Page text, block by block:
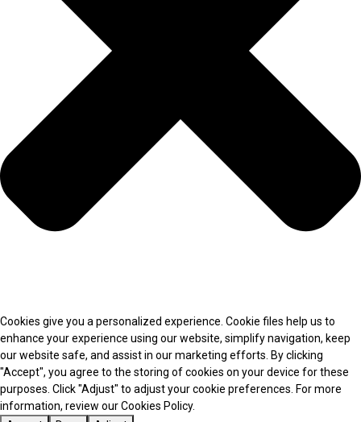
Cookies give you a personalized experience. Cookie files help us to
enhance your experience using our website, simplify navigation, keep
our website safe, and assist in our marketing efforts. By clicking
"Accept", you agree to the storing of cookies on your device for these
purposes. Click "Adjust" to adjust your cookie preferences. For more
information, review our Cookies Policy.